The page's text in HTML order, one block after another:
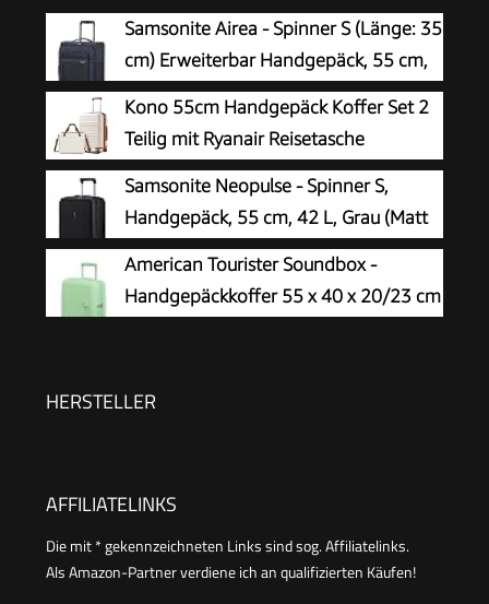
Samsonite Airea - Spinner S (Länge: 35
cm) Erweiterbar Handgepäck, 55 cm,
38/43.5 L, Blau (Dark Blue)
Kono 55cm Handgepäck Koffer Set 2
Teilig mit Ryanair Reisetasche
40x30x20cm
Samsonite Neopulse - Spinner S,
Handgepäck, 55 cm, 42 L, Grau (Matt
Graphite)
American Tourister Soundbox -
Handgepäckkoffer 55 x 40 x 20/23 cm
Fluggesellschaften, erweiterbar, 35.5/41L, Grün
HERSTELLER
AFFILIATELINKS
Die mit * gekennzeichneten Links sind sog. Affiliatelinks.
Als Amazon-Partner verdiene ich an qualifizierten Käufen!